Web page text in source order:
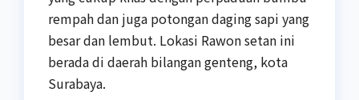
rempah dan juga potongan daging sapi yang
besar dan lembut. Lokasi Rawon setan ini
berada di daerah bilangan genteng, kota
Surabaya.